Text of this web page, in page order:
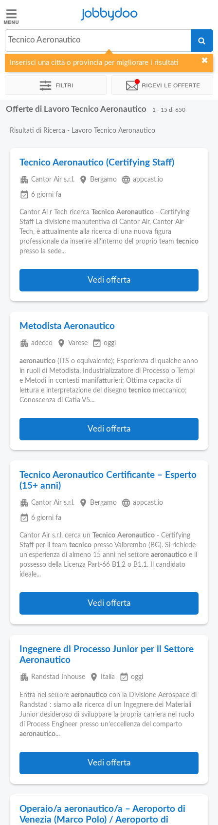
Jobbydoo
Offerte
di
lavoro
Elenco
Blog
Pubblica
Offerte
Aziende
Jobbydoo
Tecnico Aeronautico
Inserisci una città o provincia per migliorare i risultati
Filtri Ricevi le offerte
Offerte di Lavoro Tecnico Aeronautico 1 - 15 di 650
Risultati di Ricerca - Lavoro Tecnico Aeronautico
Tecnico Aeronautico (Certifying Staff)
apartment Cantor Air s.r.l. place Bergamo language appcast.io
event_available 6 giorni fa
Cantor Ai r Tech ricerca Tecnico Aeronautico - Certifying
Staff La divisione manutentiva di Cantor Air, Cantor Air
Tech, è attualmente alla ricerca di una nuova figura
professionale da inserire all’interno del proprio team tecnico
presso la sede...
Vedi offerta
Metodista Aeronautico
apartment adecco place Varese event_available oggi
aeronautico (ITS o equivalente); Esperienza di qualche anno
in ruoli di Metodista, Industrializzatore di Processo o Tempi
e Metodi in contesti manifatturieri; Ottima capacita di
lettura e interpretazione del disegno tecnico meccanico;
Conoscenza di Catia V5...
Vedi offerta
Tecnico Aeronautico Certificante – Esperto
(15+ anni)
apartment Cantor Air s.r.l. place Bergamo language appcast.io
event_available 6 giorni fa
Cantor Air s.r.l. cerca un Tecnico Aeronautico - Certifying
Staff per il team tecnico presso Valbrembo (BG). Si richiede
un'esperienza di almeno 15 anni nel settore aeronautico e il
possesso della Licenza Part-66 B1.2 o B1.1. Il candidato
ideale...
Vedi offerta
Ingegnere di Processo Junior per il Settore
Aeronautico
apartment Randstad Inhouse place Italia event_available oggi
Entra nel settore aeronautico con la Divisione Aerospace di
Randstad : siamo alla ricerca di un Ingegnere dei Materiali
Junior desideroso di sviluppare la propria carriera nel ruolo
di Process Engineer presso un’eccellenza del comparto
aeronautico...
Vedi offerta
Operaio/a aeronautico/a – Aeroporto di
Venezia (Marco Polo) / Aeroporto di